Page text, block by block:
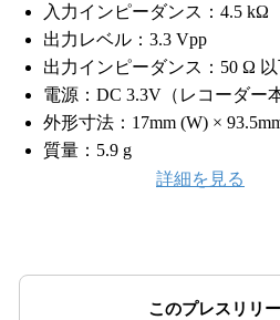
入力インピーダンス：4.5 kΩ
出力レベル：3.3 Vpp
出力インピーダンス：50 Ω
電源：DC 3.3V（レコーダー
外形寸法：17mm (W) ×
質量：5.9 g
詳細を見る
このプレスリリー